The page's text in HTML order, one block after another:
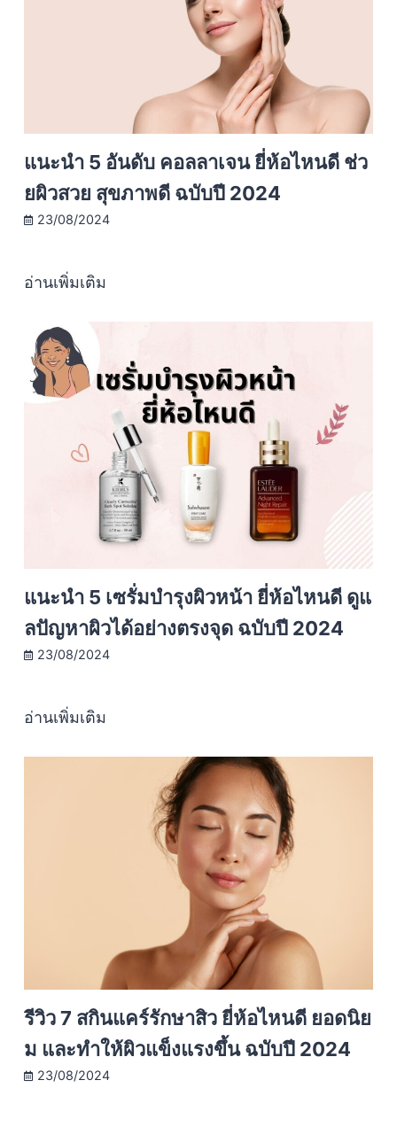
แนะนำ 5 อันดับ คอลลาเจน ยี่ห้อไหนดี ช่ว
ยผิวสวย สุขภาพดี ฉบับปี 2024
23/08/2024
อ่านเพิ่มเติม
แนะนำ 5 เซรั่มบำรุงผิวหน้า ยี่ห้อไหนดี ดูแ
ลปัญหาผิวได้อย่างตรงจุด ฉบับปี 2024
23/08/2024
อ่านเพิ่มเติม
รีวิว 7 สกินแคร์รักษาสิว ยี่ห้อไหนดี ยอดนิย
ม และทำให้ผิวแข็งแรงขึ้น ฉบับปี 2024
23/08/2024